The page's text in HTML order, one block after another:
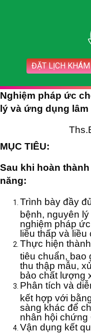
ĐẶT LỊCH KHÁM
Nghiệm pháp ức
lý và ứng dụng lâm
MỤC TIÊU:
Sau khi hoàn
năng:
Trình bày đầy
bệnh, nguyên
nghiệm pháp
liều thấp và liều
Thực hiện
tiêu chuẩn, bao
thu thập mẫu,
bảo chất lượng
Phân tích và
kết hợp với
sàng khác để
nhân hội chứng
Vận dụng kết